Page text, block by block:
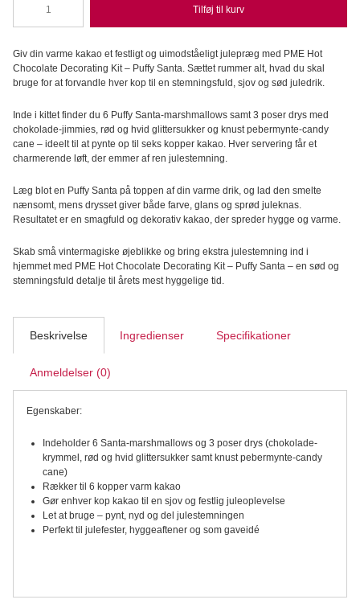
69,95kr..49,95kr..
-
Chocolate
Decorating
Kit,
Santa
260g
antal
Tilføj til kurv
Giv din varme kakao et festligt og uimodståeligt julepræg med PME Hot
Chocolate Decorating Kit – Puffy Santa. Sættet rummer alt, hvad du skal
bruge for at forvandle hver kop til en stemningsfuld, sjov og sød juledrik.
Inde i kittet finder du 6 Puffy Santa-marshmallows samt 3 poser drys med
chokolade-jimmies, rød og hvid glittersukker og knust pebermynte-candy
cane – ideelt til at pynte op til seks kopper kakao. Hver servering får et
charmerende løft, der emmer af ren julestemning.
Læg blot en Puffy Santa på toppen af din varme drik, og lad den smelte
nænsomt, mens drysset giver både farve, glans og sprød juleknas.
Resultatet er en smagfuld og dekorativ kakao, der spreder hygge og varme.
Skab små vintermagiske øjeblikke og bring ekstra julestemning ind i
hjemmet med PME Hot Chocolate Decorating Kit – Puffy Santa – en sød og
stemningsfuld detalje til årets mest hyggelige tid.
Beskrivelse Ingredienser Specifikationer
Anmeldelser (0)
Egenskaber:
Indeholder 6 Santa-marshmallows og 3 poser drys (chokolade-
krymmel, rød og hvid glittersukker samt knust pebermynte-candy
cane)
Rækker til 6 kopper varm kakao
Gør enhver kop kakao til en sjov og festlig juleoplevelse
Let at bruge – pynt, nyd og del julestemningen
Perfekt til julefester, hyggeaftener og som gaveidé